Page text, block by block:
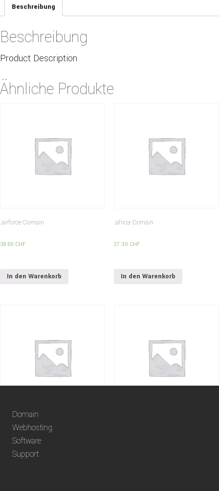
Beschreibung
Beschreibung
Product Description
Ähnliche Produkte
.airforce-Domain
38.60 CHF
In den Warenkorb
.africa-Domain
27.30 CHF
In den Warenkorb
.ae-Domain
79.80CHF
Domain
Webhosting
Software
Support